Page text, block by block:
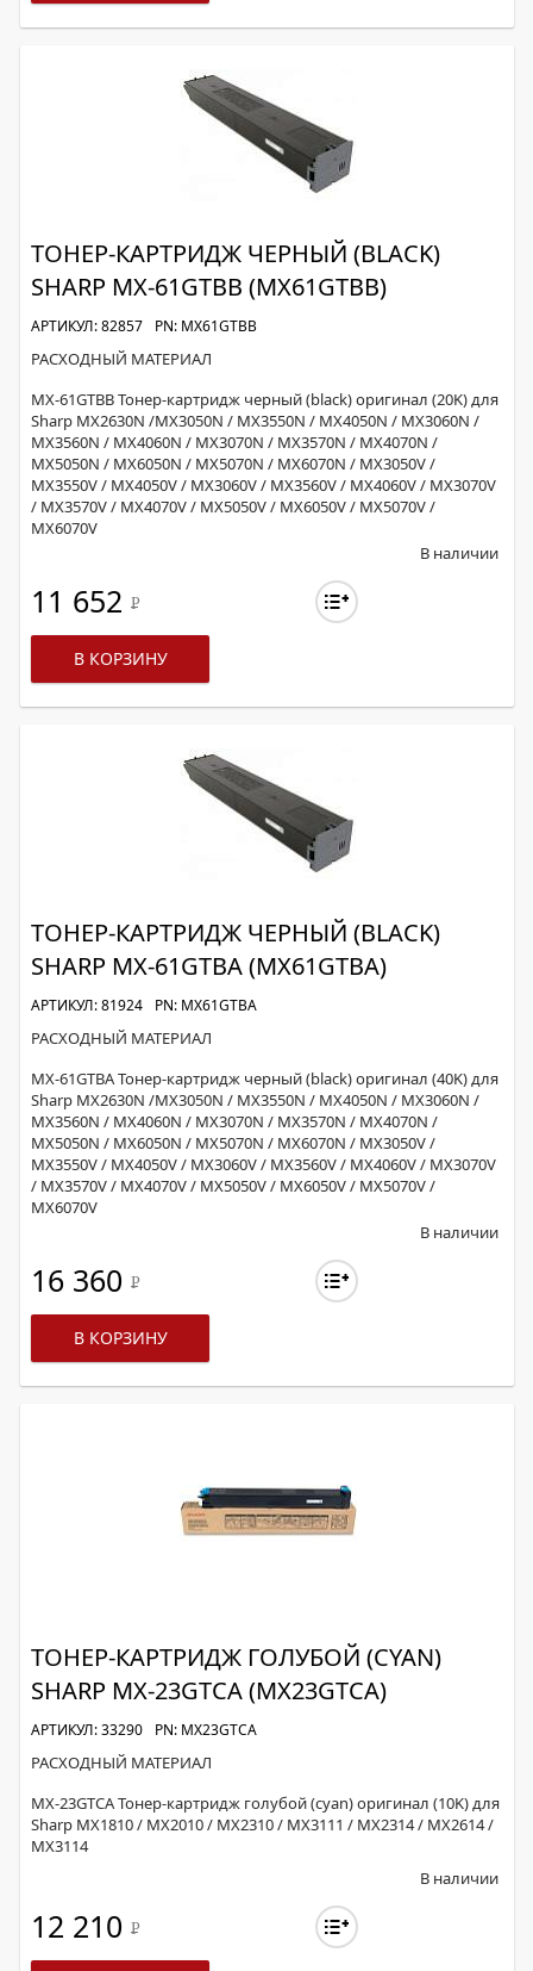
ТОНЕР-КАРТРИДЖ ЧЕРНЫЙ (BLACK)
SHARP MX-61GTBB (MX61GTBB)
АРТИКУЛ: 82857 PN: MX61GTBB
РАСХОДНЫЙ МАТЕРИАЛ
MX-61GTBB Тонер-картридж черный (black) оригинал (20K) для
Sharp MX2630N /MX3050N / MX3550N / MX4050N / MX3060N /
MX3560N / MX4060N / MX3070N / MX3570N / MX4070N /
MX5050N / MX6050N / MX5070N / MX6070N / MX3050V /
MX3550V / MX4050V / MX3060V / MX3560V / MX4060V / MX3070V
/ MX3570V / MX4070V / MX5050V / MX6050V / MX5070V /
MX6070V
В наличии
11 652 Р
В КОРЗИНУ
ТОНЕР-КАРТРИДЖ ЧЕРНЫЙ (BLACK)
SHARP MX-61GTBA (MX61GTBA)
АРТИКУЛ: 81924 PN: MX61GTBA
РАСХОДНЫЙ МАТЕРИАЛ
MX-61GTBA Тонер-картридж черный (black) оригинал (40K) для
Sharp MX2630N /MX3050N / MX3550N / MX4050N / MX3060N /
MX3560N / MX4060N / MX3070N / MX3570N / MX4070N /
MX5050N / MX6050N / MX5070N / MX6070N / MX3050V /
MX3550V / MX4050V / MX3060V / MX3560V / MX4060V / MX3070V
/ MX3570V / MX4070V / MX5050V / MX6050V / MX5070V /
MX6070V
В наличии
16 360 Р
В КОРЗИНУ
ТОНЕР-КАРТРИДЖ ГОЛУБОЙ (CYAN)
SHARP MX-23GTCA (MX23GTCA)
АРТИКУЛ: 33290 PN: MX23GTCA
РАСХОДНЫЙ МАТЕРИАЛ
MX-23GTCA Тонер-картридж голубой (cyan) оригинал (10K) для
Sharp MX1810 / MX2010 / MX2310 / MX3111 / MX2314 / MX2614 /
MX3114
В наличии
12 210 Р